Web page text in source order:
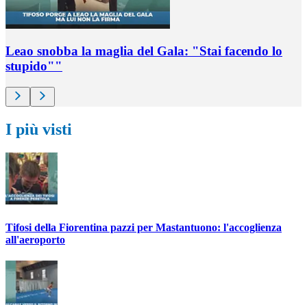
Leao snobba la maglia del Gala: "Stai facendo lo
stupido""
I più visti
Tifosi della Fiorentina pazzi per Mastantuono: l'accoglienza
all'aeroporto